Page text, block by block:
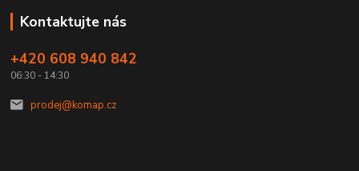
Kontaktujte nás
+420 608 940 842
06:30 - 14:30
prodej@komap.cz